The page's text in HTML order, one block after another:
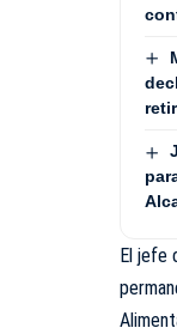
El jefe